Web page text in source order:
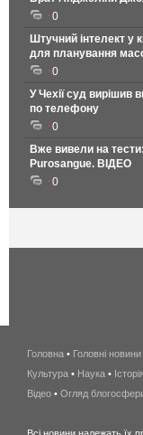
0
Штучний інтелект у
для планування
0
У Чехії суд вирішив
по телефону
0
Вже вивели на
Purosangue. ВІДЕО
0
Головна • Головні новини
Культура • Наука • Історія
Відео • Огляд